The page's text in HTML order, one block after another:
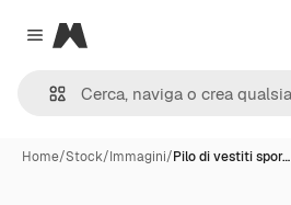
Close menu
Magnific
Home/Stock/Immagini/Pilo di vestiti spor…